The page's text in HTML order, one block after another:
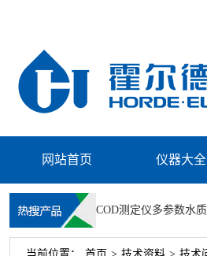
网站首页 仪器大全
COD测定仪多参数水